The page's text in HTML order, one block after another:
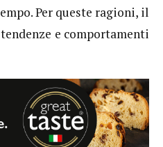
Per queste ragioni, il
e comportamenti